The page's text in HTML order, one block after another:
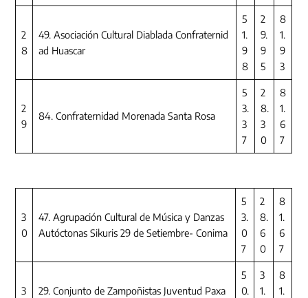
2
8
49. Asociación Cultural Diablada Confraternid
ad Huascar
5
1.
9
8
2
9.
9
5
8
1.
9
3
2
9
84. Confraternidad Morenada Santa Rosa
5
3.
3
7
2
8.
3
0
8
1.
6
7
3
0
47. Agrupación Cultural de Música y Danzas
Autóctonas Sikuris 29 de Setiembre- Conima
5
3.
0
7
2
8.
6
0
8
1.
6
7
3
29. Conjunto de Zampoñistas Juventud Paxa
5
0.
3
1.
8
1.